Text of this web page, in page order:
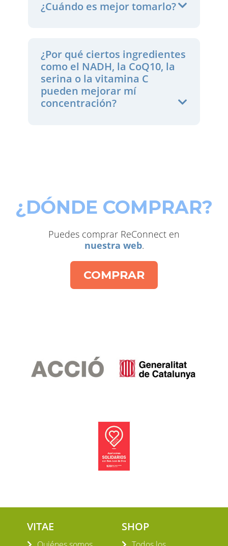
¿Cuándo es mejor tomarlo?
¿Por qué ciertos ingredientes
como el NADH, la CoQ10, la
serina o la vitamina C
pueden mejorar mí
concentración?
¿DÓNDE COMPRAR?
Puedes comprar ReConnect en
nuestra web.
COMPRAR
VITAE SHOP